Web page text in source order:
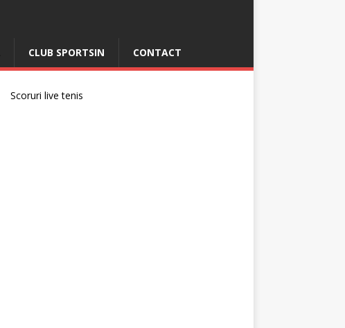
CLUB SPORTSIN CONTACT
Scoruri live tenis